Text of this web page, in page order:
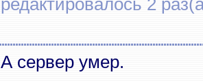
редактировалось 2
А сервер умер.